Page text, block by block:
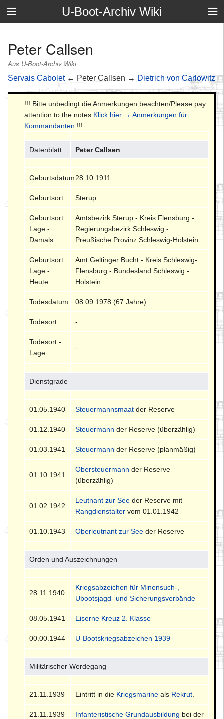
U-Boot-Archiv Wiki
Peter Callsen
Aus U-Boot-Archiv Wiki
Servais Cabolet← Peter Callsen → Dietrich von Carlowitz
!!! Bitte unbedingt die Anmerkungen beachten/Please pay
attention to the notes Klick hier → Anmerkungen für
Kommandanten !!!
Datenblatt: Peter Callsen
Geburtsdatum:28.10.1911
Geburtsort: Sterup
Geburtsort
Lage -
Damals:
Amtsbezirk Sterup - Kreis Flensburg -
Regierungsbezirk Schleswig -
Preußische Provinz Schleswig-Holstein
Geburtsort
Lage -
Heute:
Amt Geltinger Bucht - Kreis Schleswig-
Flensburg - Bundesland Schleswig -
Holstein
Todesdatum: 08.09.1978 (67 Jahre)
Todesort: -
Todesort -
Lage:
-
Dienstgrade
01.05.1940 Steuermannsmaat der Reserve
01.12.1940 Steuermann der Reserve (überzählig)
01.03.1941 Steuermann der Reserve (planmäßig)
01.10.1941
Obersteuermann der Reserve
(überzählig)
01.02.1942
Leutnant zur See der Reserve mit
Rangdienstalter vom 01.01.1942
01.10.1943 Oberleutnant zur See der Reserve
Orden und Auszeichnungen
28.11.1940
Kriegsabzeichen für Minensuch-,
Ubootsjagd- und Sicherungsverbände
08.05.1941 Eiserne Kreuz 2. Klasse
00.00.1944 U-Bootskriegsabzeichen 1939
Militärischer Werdegang
21.11.1939 Eintritt in die Kriegsmarine als Rekrut
21.11.1939
Infanteristische Grundausbildung bei der